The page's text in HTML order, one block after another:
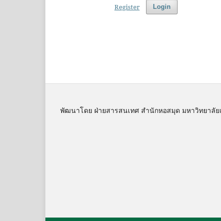
Login
Register
พัฒนาโดย ฝ่ายสารสนเทศ สำนักหอสมุด มหาวิทยาลัย